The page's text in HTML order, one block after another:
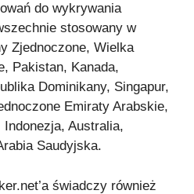
do wykrywania
stosowany w
Zjednoczone, Wielka
Pakistan, Kanada,
Dominikany, Singapur,
Emiraty Arabskie,
Australia,
Saudyjska.
świadczy również